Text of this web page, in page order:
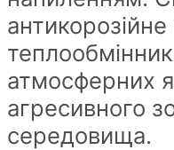
атмосферних
агресивного
середовища.